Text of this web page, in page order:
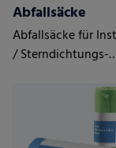
Abfallsäcke
Abfallsäcke für
/ Sterndichtungs-